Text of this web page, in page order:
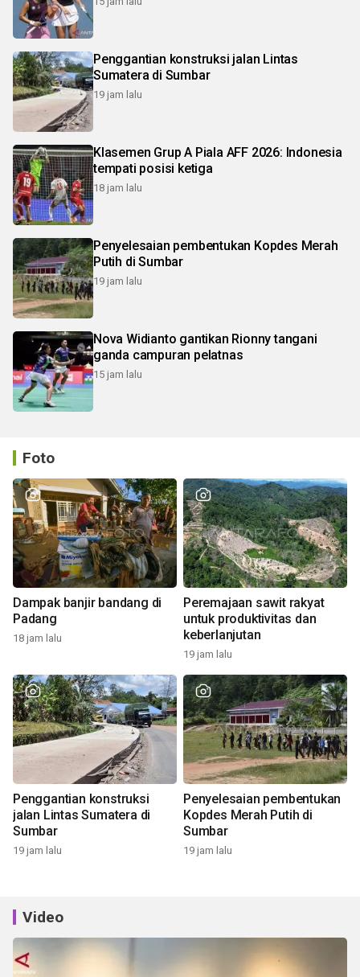
Penggantian konstruksi jalan Lintas
Sumatera di Sumbar
19 jam lalu
Klasemen Grup A Piala AFF 2026: Indonesia
tempati posisi ketiga
18 jam lalu
Penyelesaian pembentukan Kopdes Merah
Putih di Sumbar
19 jam lalu
Nova Widianto gantikan Rionny tangani
ganda campuran pelatnas
15 jam lalu
Foto
Dampak banjir bandang di
Padang
18 jam lalu
Peremajaan sawit rakyat
untuk produktivitas dan
keberlanjutan
19 jam lalu
Penggantian konstruksi
jalan Lintas Sumatera di
Sumbar
19 jam lalu
Penyelesaian pembentukan
Kopdes Merah Putih di
Sumbar
19 jam lalu
Video